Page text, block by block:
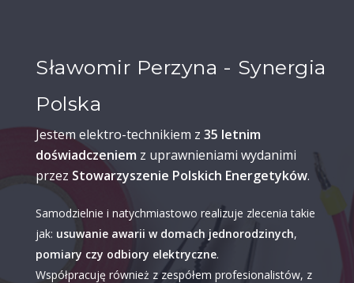
Sławomir Perzyna - Synergia
Polska
Jestem elektro-technikiem z 35 letnim
doświadczeniem z uprawnieniami wydanimi
przez Stowarzyszenie Polskich Energetyków.
Samodzielnie i natychmiastowo realizuje zlecenia takie
jak: usuwanie awarii w domach jednorodzinych,
pomiary czy odbiory elektryczne.
Współpracuję również z zespółem profesionalistów, z